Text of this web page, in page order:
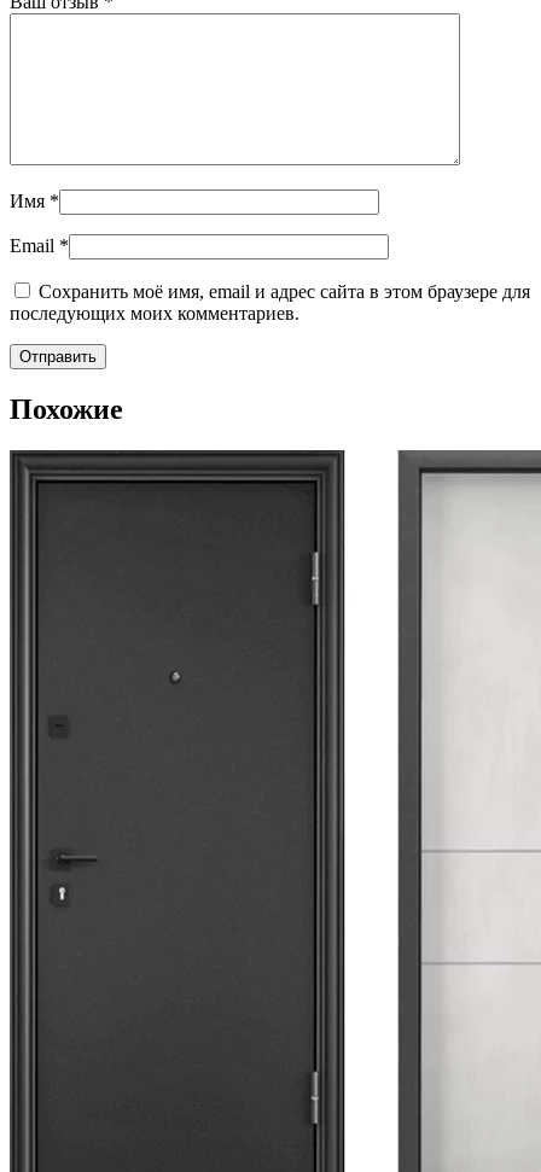
Имя *
Email *
Сохранить моё имя, email и адрес сайта в этом браузере для
последующих моих комментариев.
Похожие